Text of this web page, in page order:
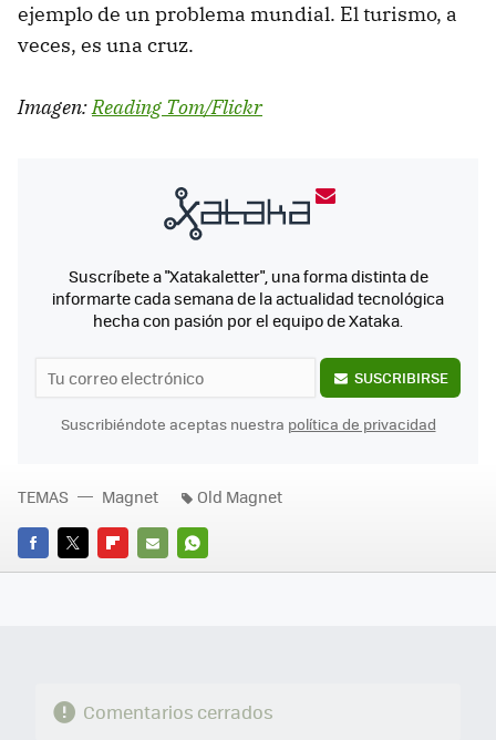
ejemplo de un problema mundial. El turismo, a
veces, es una cruz.
Imagen:Reading Tom/Flickr
Suscríbete a "Xatakaletter", una forma distinta de
informarte cada semana de la actualidad tecnológica
hecha con pasión por el equipo de Xataka.
SUSCRIBIRSE
Suscribiéndote aceptas nuestra política de privacidad
FACEBOOK
TWITTERFLIPBOARD
E-
WHATSAPP
TEMAS Magnet Old Magnet
Comentarios cerrados